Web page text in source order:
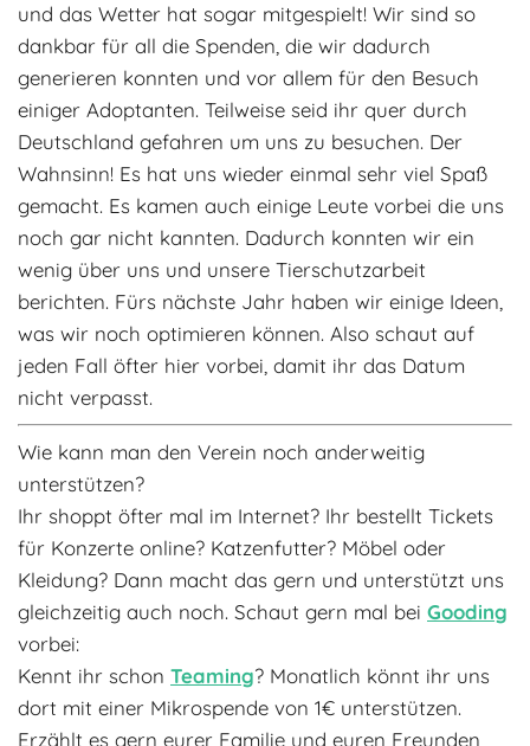
und das Wetter hat sogar mitgespielt! Wir sind so
dankbar für all die Spenden, die wir dadurch
generieren konnten und vor allem für den Besuch
einiger Adoptanten. Teilweise seid ihr quer durch
Deutschland gefahren um uns zu besuchen. Der
Wahnsinn! Es hat uns wieder einmal sehr viel Spaß
gemacht. Es kamen auch einige Leute vorbei die uns
noch gar nicht kannten. Dadurch konnten wir ein
wenig über uns und unsere Tierschutzarbeit
berichten. Fürs nächste Jahr haben wir einige Ideen,
was wir noch optimieren können. Also schaut auf
jeden Fall öfter hier vorbei, damit ihr das Datum
nicht verpasst.
Wie kann man den Verein noch anderweitig
unterstützen?
Ihr shoppt öfter mal im Internet? Ihr bestellt Tickets
für Konzerte online? Katzenfutter? Möbel oder
Kleidung? Dann macht das gern und unterstützt uns
gleichzeitig auch noch. Schaut gern mal bei Gooding
vorbei:
Kennt ihr schon Teaming? Monatlich könnt ihr uns
dort mit einer Mikrospende von 1€ unterstützen.
Erzählt es gern eurer Familie und euren Freunden